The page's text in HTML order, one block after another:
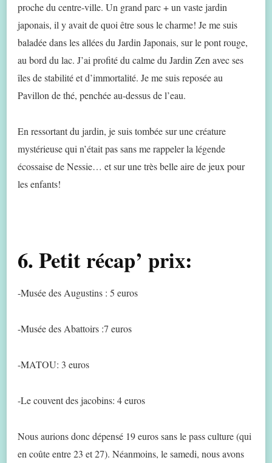
proche du centre-ville. Un grand parc + un vaste jardin
japonais, il y avait de quoi être sous le charme! Je me suis
baladée dans les allées du Jardin Japonais, sur le pont rouge,
au bord du lac. J’ai profité du calme du Jardin Zen avec ses
îles de stabilité et d’immortalité. Je me suis reposée au
Pavillon de thé, penchée au-dessus de l’eau.
En ressortant du jardin, je suis tombée sur une créature
mystérieuse qui n’était pas sans me rappeler la légende
écossaise de Nessie… et sur une très belle aire de jeux pour
les enfants!
6. Petit récap’ prix:
-Musée des Augustins : 5 euros
-Musée des Abattoirs :7 euros
-MATOU: 3 euros
-Le couvent des jacobins: 4 euros
Nous aurions donc dépensé 19 euros sans le pass culture (qui
en coûte entre 23 et 27). Néanmoins, le samedi, nous avons